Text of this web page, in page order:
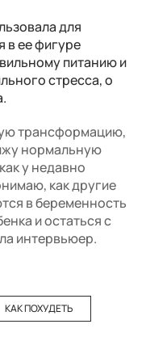
для
в ее фигуре
питанию и
стресса, о
трансформацию,
нормальную
у недавно
как другие
в беременность
и остаться с
интервьюер.
КАК ПОХУДЕТЬ